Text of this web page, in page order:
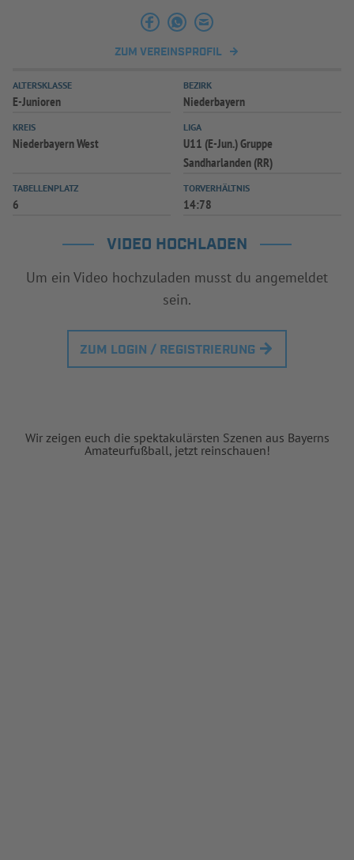
ZUM VEREINSPROFIL
ALTERSKLASSE
E-Junioren
BEZIRK
Niederbayern
KREIS
Niederbayern West
LIGA
U11 (E-Jun.) Gruppe
Sandharlanden (RR)
TABELLENPLATZ
6
TORVERHÄLTNIS
14:78
VIDEO HOCHLADEN
Um ein Video hochzuladen musst du angemeldet
sein.
ZUM LOGIN / REGISTRIERUNG
Wir zeigen euch die spektakulärsten Szenen aus Bayerns
Amateurfußball, jetzt reinschauen!